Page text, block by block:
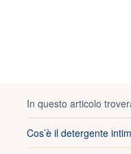
In questo articolo
Cos’è il detergente